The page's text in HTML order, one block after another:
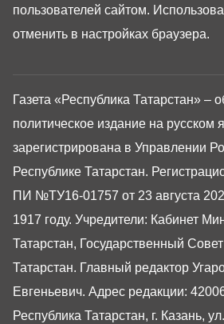
Газета «Республика Татарстан» –
политическое издание на русском
зарегистрирована в Управлении
Республике Татарстан.
ПИ №ТУ16-01757 от 23 августа
1917 году. Учредители: Кабинет
Татарстан, Государственный
Татарстан. Главный редактор
Евгеньевич. Адрес редакции:
Республика Татарстан, г. Казань,
пользователей сайтом.
отменить в настройках браузера.